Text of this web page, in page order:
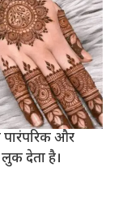
पारंपरिक और
देता है।